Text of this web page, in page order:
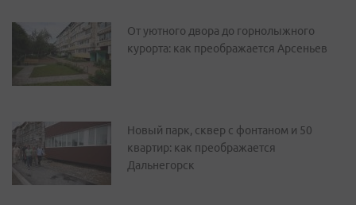
От уютного двора до горнолыжного
курорта: как преображается Арсеньев
Новый парк, сквер с фонтаном и 50
квартир: как преображается
Дальнегорск